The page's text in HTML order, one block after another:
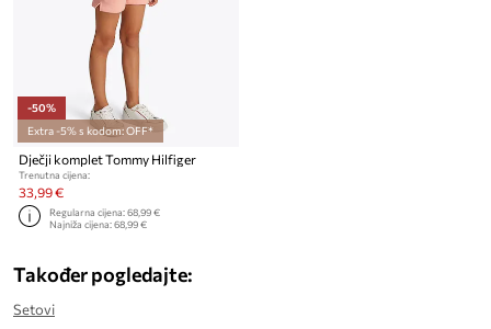
-50%
Extra -5% s kodom: OFF*
Dječji komplet Tommy Hilfiger
Trenutna cijena:
33,99 €
Regularna cijena:68,99 €
Najniža cijena:68,99 €
Također pogledajte:
Setovi